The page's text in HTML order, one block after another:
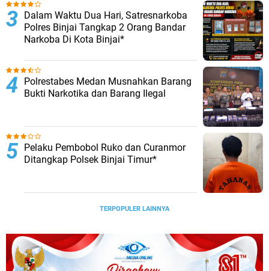
Dalam Waktu Dua Hari, Satresnarkoba
Polres Binjai Tangkap 2 Orang Bandar
Narkoba Di Kota Binjai*
Polrestabes Medan Musnahkan Barang
Bukti Narkotika dan Barang Ilegal
Pelaku Pembobol Ruko dan Curanmor
Ditangkap Polsek Binjai Timur*
TERPOPULER LAINNYA